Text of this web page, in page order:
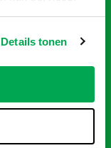
Details tonen